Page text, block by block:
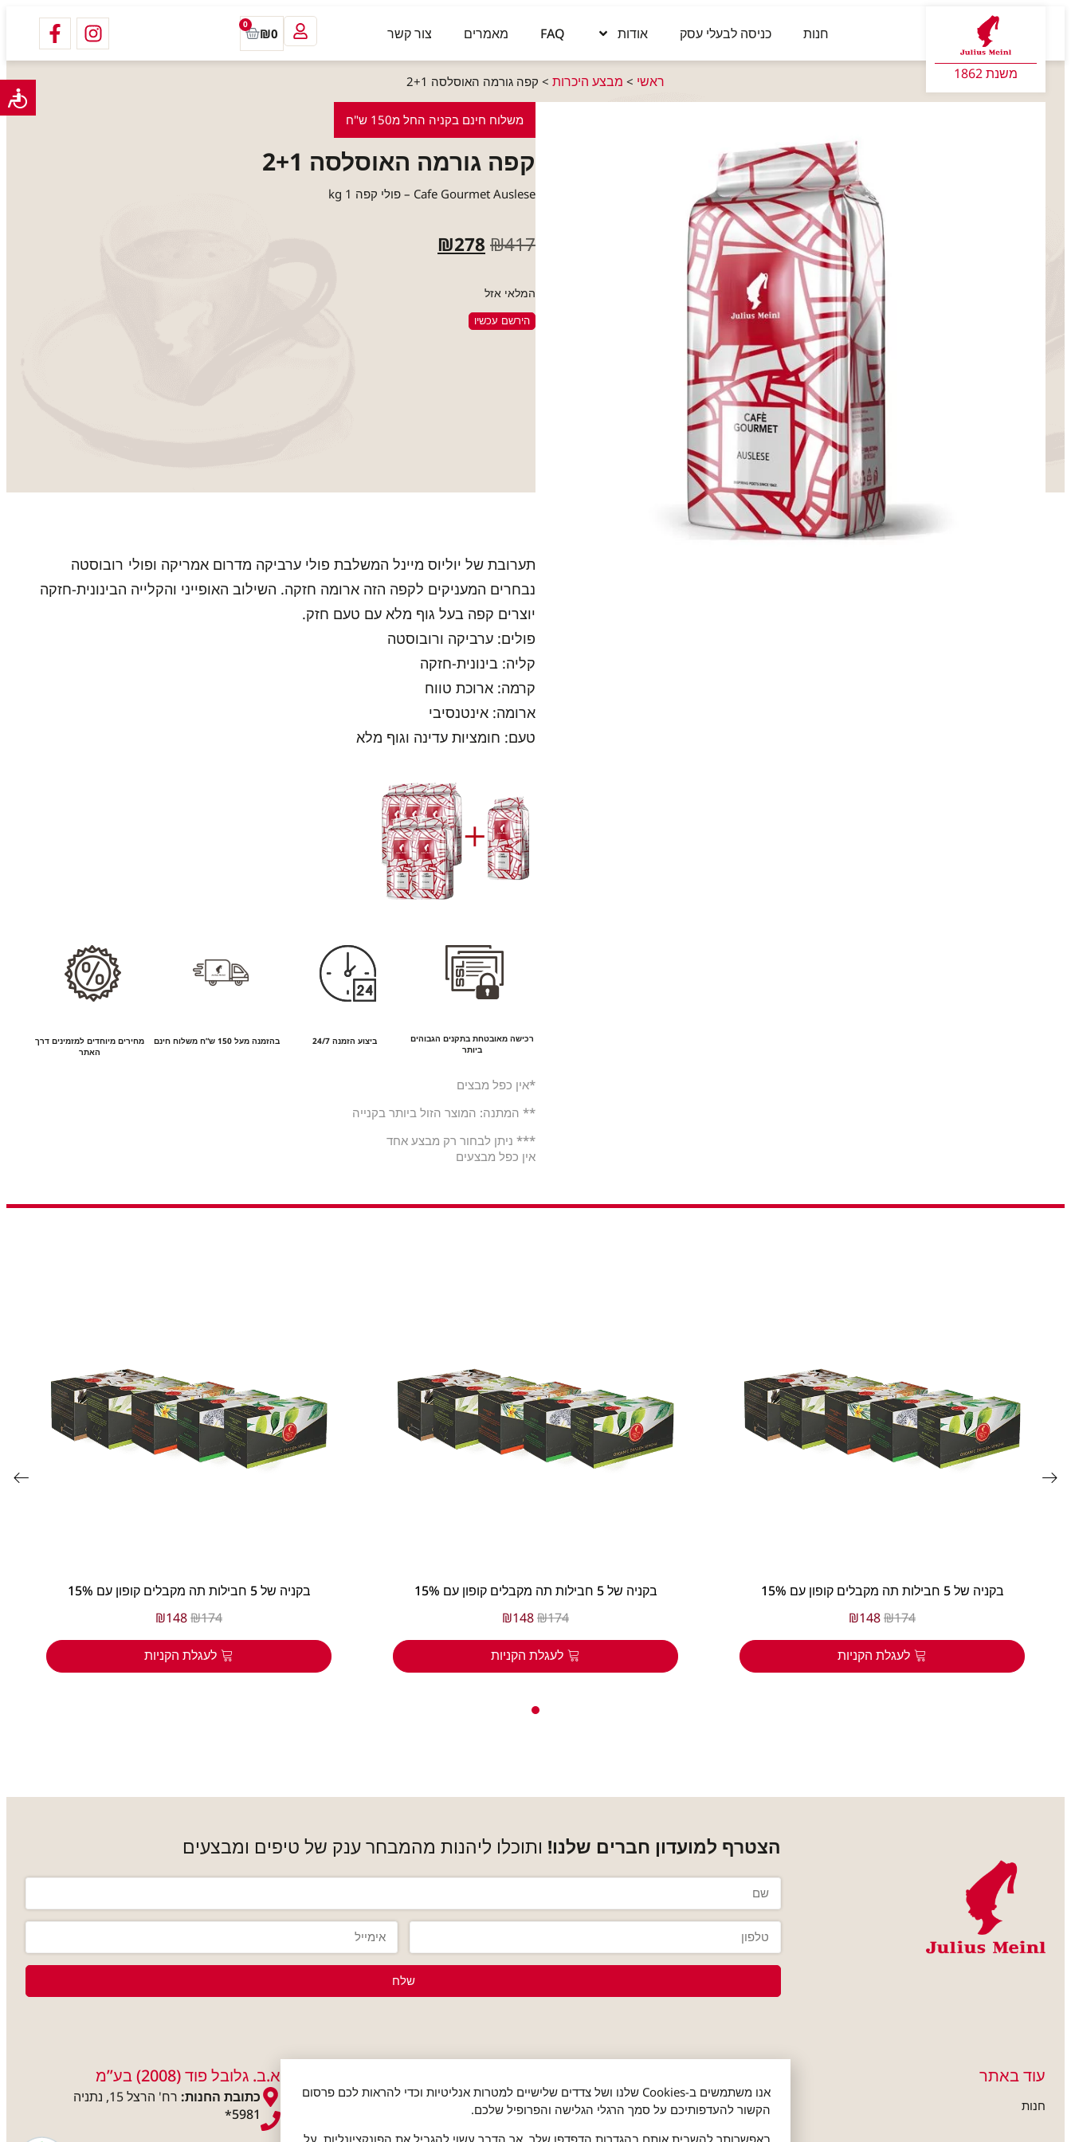
משנת 1862
חנות כניסה לבעלי עסק אודות FAQ מאמרים צור קשר ₪0
0
ראשי > מבצע היכרות > קפה גורמה האוסלסה 2+1
משלוח חינם בקניה החל מ150 ש"ח
קפה גורמה האוסלסה 2+1
Cafe Gourmet Auslese – פולי קפה 1 kg
₪417
₪278
המלאי אזל
הירשם עכשיו
תערובת של יוליוס מיינל המשלבת פולי ערביקה מדרום אמריקה ופולי רובוסטה
נבחרים המעניקים לקפה הזה ארומה חזקה. השילוב האופייני והקלייה הבינונית-חזקה
יוצרים קפה בעל גוף מלא עם טעם חזק.
פולים: ערביקה ורובוסטה
קליה: בינונית-חזקה
קרמה: ארוכת טווח
ארומה: אינטנסיבי
טעם: חומציות עדינה וגוף מלא
רכישה מאובטחת בתקנים הגבוהים
ביותר
ביצוע הזמנה 24/7 בהזמנה מעל 150 ש”ח משלוח חינם
מחירים מיוחדים למזמינים דרך
האתר
*אין כפל מבצים
** המתנה: המוצר הזול ביותר בקנייה
*** ניתן לבחור רק מבצע אחד
אין כפל מבצעים
בקניה של 5 חבילות תה מקבלים קופון עם 15%
₪174
₪148
לעגלת הקניות
בקניה של 5 חבילות תה מקבלים קופון עם 15%
₪174
₪148
לעגלת הקניות
בקניה של 5 חבילות תה מקבלים קופון עם 15%
₪174
₪148
לעגלת הקניות
הצטרף למועדון חברים שלנו! ותוכלו ליהנות מהמבחר ענק של טיפים ומבצעים
שלח
עוד באתר
חנות תקנון האתר
א.ב. גלובל פוד (2008) בע”מ
כתובת החנות: רח' הרצל 15, נתניה
5981
*
אנו משתמשים ב-Cookies שלנו ושל צדדים שלישיים למטרות אנליטיות וכדי להראות לכם פרסום
הקשור להעדפותיכם על סמך הרגלי הגלישה והפרופיל שלכם.
באפשרותך להשבית אותם בהגדרות הדפדפן שלך, אך הדבר עשוי להגביל את הפונקציונליות. על